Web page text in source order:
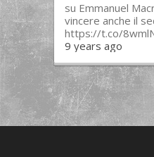
su Emmanuel
vincere anche il
https://t.co/
9 years ago